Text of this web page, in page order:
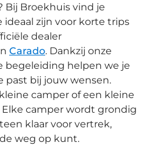
Bij Broekhuis vind je
zijn voor korte trips
dealer
Carado. Dankzij onze
begeleiding helpen we je
past bij jouw wensen.
camper of een kleine
camper wordt grondig
klaar voor vertrek,
weg op kunt.